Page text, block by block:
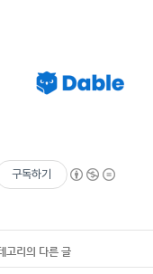
구독하기
고리의 다른 글